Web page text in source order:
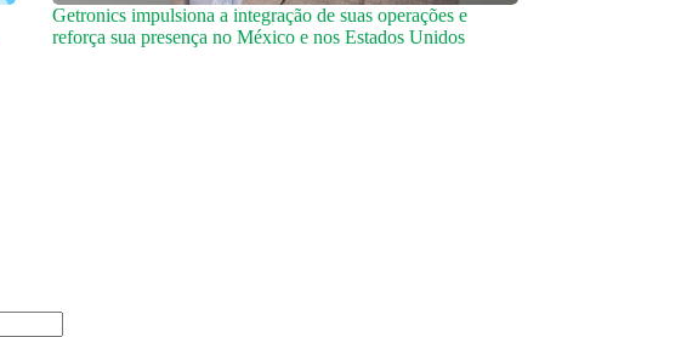
Getronics impulsiona a integração de suas operações e
reforça sua presença no México e nos Estados Unidos